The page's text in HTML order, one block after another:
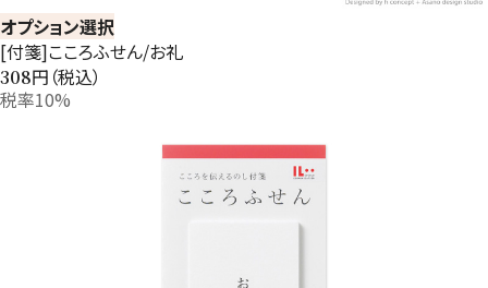
オプション選択
[付箋]こころふせん/お礼
308円（税込）
税率10%